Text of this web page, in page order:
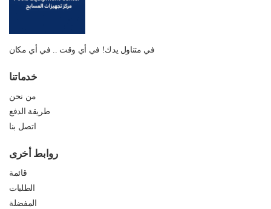
في متناول يدك! في أي وقت .. في أي مكان
خدماتنا
من نحن
طريقة الدفع
اتصل بنا
روابط أخرى
قائمة
الطلبات
المفضلة